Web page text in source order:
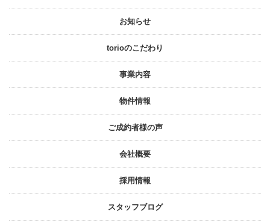
お知らせ
torioのこだわり
事業内容
物件情報
ご成約者様の声
会社概要
採⽤情報
スタッフブログ